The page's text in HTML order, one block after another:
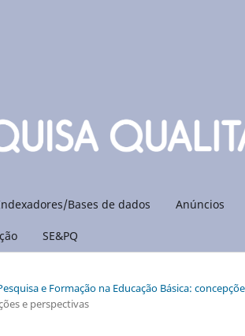
Bases de dados Anúncios
SE&PQ
e Formação na Educação Básica:
e perspectivas